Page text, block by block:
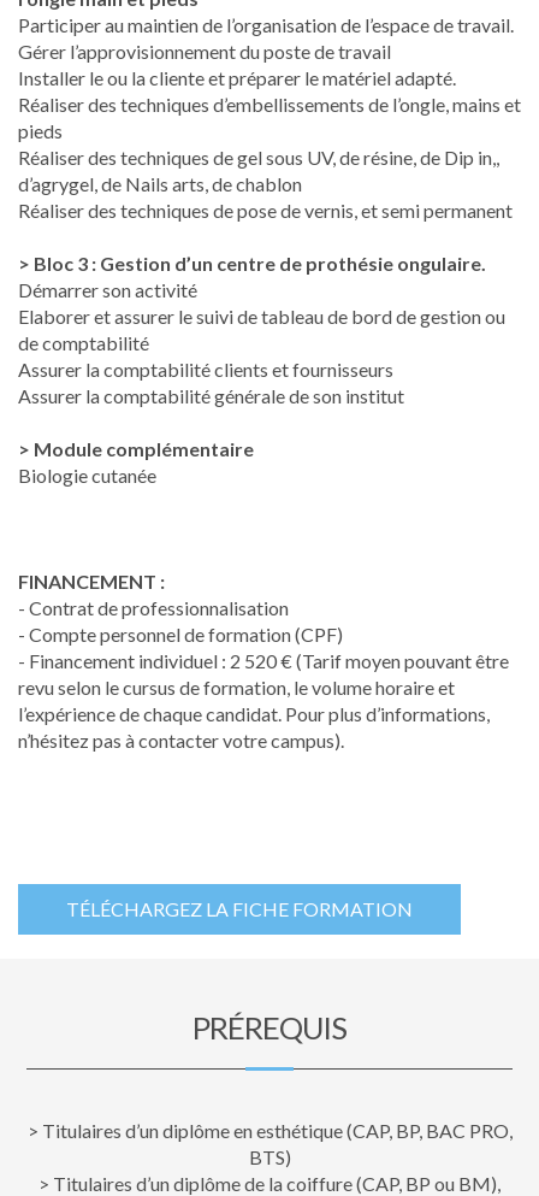
Participer au maintien de l’organisation de l’espace de travail.
Gérer l’approvisionnement du poste de travail
Installer le ou la cliente et préparer le matériel adapté.
Réaliser des techniques d’embellissements de l’ongle, mains et
pieds
Réaliser des techniques de gel sous UV, de résine, de Dip in,,
d’agrygel, de Nails arts, de chablon
Réaliser des techniques de pose de vernis, et semi permanent
> Bloc 3 : Gestion d’un centre de prothésie ongulaire.
Démarrer son activité
Elaborer et assurer le suivi de tableau de bord de gestion ou
de comptabilité
Assurer la comptabilité clients et fournisseurs
Assurer la comptabilité générale de son institut
> Module complémentaire
Biologie cutanée
FINANCEMENT :
- Contrat de professionnalisation
- Compte personnel de formation (CPF)
- Financement individuel : 2 520 € (Tarif moyen pouvant être
revu selon le cursus de formation, le volume horaire et
l’expérience de chaque candidat. Pour plus d’informations,
n’hésitez pas à contacter votre campus).
TÉLÉCHARGEZ LA FICHE FORMATION
PRÉREQUIS
> Titulaires d’un diplôme en esthétique (CAP, BP, BAC PRO,
BTS)
> Titulaires d’un diplôme de la coiffure (CAP, BP ou BM),